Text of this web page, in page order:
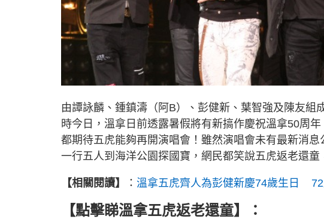
由譚詠麟、鍾鎮濤（阿B）、彭健新、葉智強及陳友組
時今日，溫拿日前透露暑假將有新搞作慶祝溫拿50周
都期待五虎能夠再開演唱會！雖然演唱會未有最新消
一行五人到海洋公園探國寶，網民都笑說五虎返老還童
【相關閱讀】 ： 溫拿五虎齊人為彭健新慶74歲生日
【點擊睇溫拿五虎返老還童】：